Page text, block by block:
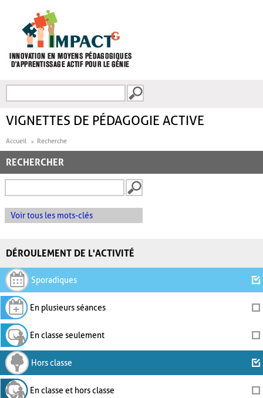
FORMULAIRE DE
VIGNETTES DE PÉDAGOGIE ACTIVE
Accueil Recherche
RECHERCHER
Voir tous les mots-clés
DÉROULEMENT DE L'ACTIVITÉ
Sporadiques
En plusieurs séances
En classe seulement
Hors classe
En classe et hors classe